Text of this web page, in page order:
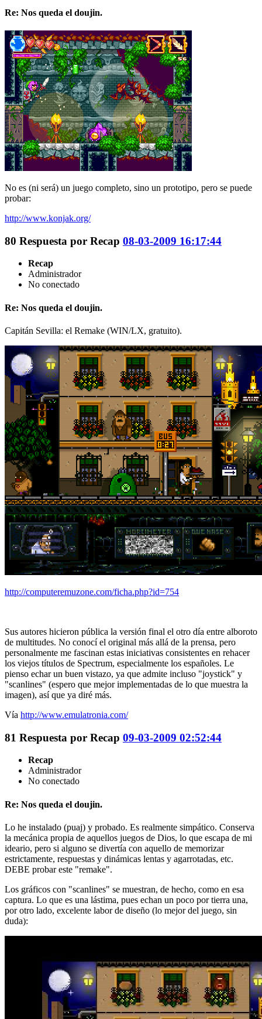
Re: Nos queda el doujin.
No es (ni será) un juego completo, sino un prototipo, pero se puede
probar:
http://www.konjak.org/
80 Respuesta por Recap 08-03-2009 16:17:44
Recap
Administrador
No conectado
Re: Nos queda el doujin.
Capitán Sevilla: el Remake (WIN/LX, gratuito).
http://computeremuzone.com/ficha.php?id=754
Sus autores hicieron pública la versión final el otro día entre alboroto
de multitudes. No conocí el original más allá de la prensa, pero
personalmente me fascinan estas iniciativas consistentes en rehacer
los viejos títulos de Spectrum, especialmente los españoles. Le
pienso echar un buen vistazo, ya que admite incluso "joystick" y
"scanlines" (espero que mejor implementadas de lo que muestra la
imagen), así que ya diré más.
Vía http://www.emulatronia.com/
81 Respuesta por Recap 09-03-2009 02:52:44
Recap
Administrador
No conectado
Re: Nos queda el doujin.
Lo he instalado (puaj) y probado. Es realmente simpático. Conserva
la mecánica propia de aquellos juegos de Dios, lo que escapa de mi
ideario, pero si alguno se divertía con aquello de memorizar
estrictamente, respuestas y dinámicas lentas y agarrotadas, etc.
DEBE probar este "remake".
Los gráficos con "scanlines" se muestran, de hecho, como en esa
captura. Lo que es una lástima, pues echan un poco por tierra una,
por otro lado, excelente labor de diseño (lo mejor del juego, sin
duda):